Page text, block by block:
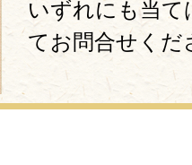
いずれにも当て
てお問合せくだ